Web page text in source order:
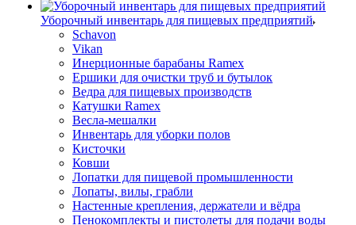
Уборочный инвентарь для пищевых предприятий
Schavon
Vikan
Инерционные барабаны Ramex
Ершики для очистки труб и бутылок
Ведра для пищевых производств
Катушки Ramex
Весла-мешалки
Инвентарь для уборки полов
Кисточки
Ковши
Лопатки для пищевой промышленности
Лопаты, вилы, грабли
Настенные крепления, держатели и вёдра
Пенокомплекты и пистолеты для подачи воды